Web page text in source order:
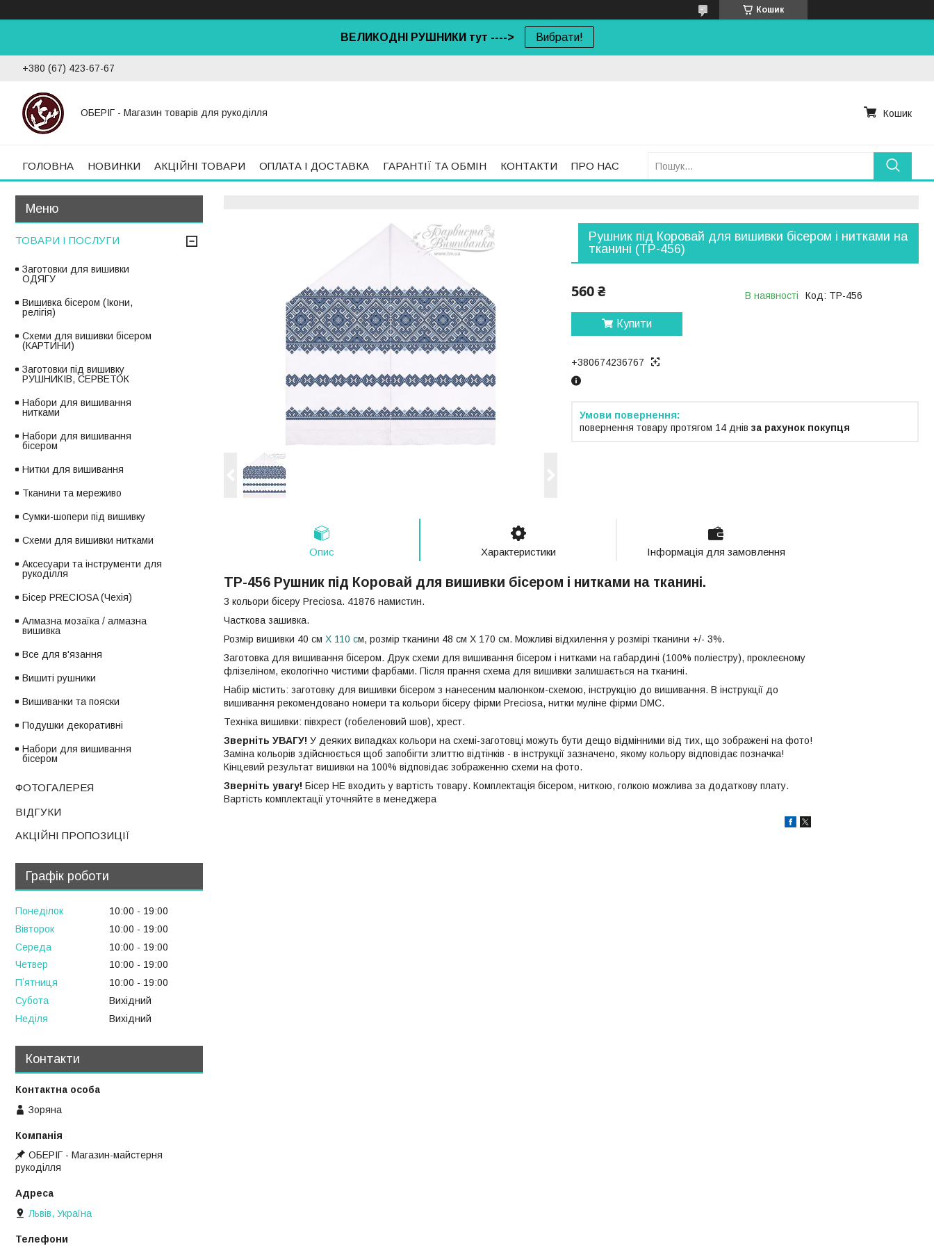
Кошик
ВЕЛИКОДНІ РУШНИКИ тут ----> Вибрати!
+380 (67) 423-67-67
ОБЕРІГ - Магазин товарів для рукоділля Кошик
ГОЛОВНА НОВИНКИ АКЦІЙНІ ТОВАРИ ОПЛАТА І ДОСТАВКА ГАРАНТІЇ ТА ОБМІН КОНТАКТИ ПРО НАС
Рушник під Коровай для вишивки бісером і нитками на
тканині (ТР-456)
560 ₴ В наявності Код: ТР-456
Купити
+380674236767
повернення товару протягом 14 днів за рахунок покупця
Опис Характеристики Інформація для замовлення
ТР-456 Рушник під Коровай для вишивки бісером і нитками на тканині.
3 кольори бісеру Preciosa. 41876 намистин.
Часткова зашивка.
Розмір вишивки 40 см Х 110 см, розмір тканини 48 см Х 170 см. Можливі відхилення у розмірі тканини +/- 3%.
Заготовка для вишивання бісером. Друк схеми для вишивання бісером і нитками на габардині (100% поліестру), проклеєному
флізеліном, екологічно чистими фарбами. Після прання схема для вишивки залишається на тканині.
Набір містить: заготовку для вишивки бісером з нанесеним малюнком-схемою, інструкцію до вишивання. В інструкції до
вишивання рекомендовано номери та кольори бісеру фірми Preciosa, нитки муліне фірми DMC.
Техніка вишивки: півхрест (гобеленовий шов), хрест.
Зверніть УВАГУ! У деяких випадках кольори на схемі-заготовці можуть бути дещо відмінними від тих, що зображені на фото!
Заміна кольорів здійснюється щоб запобігти злиттю відтінків - в інструкції зазначено, якому кольору відповідає позначка!
Кінцевий результат вишивки на 100% відповідає зображенню схеми на фото.
Зверніть увагу! Бісер НЕ входить у вартість товару. Комплектація бісером, ниткою, голкою можлива за додаткову плату.
Вартість комплектації уточняйте в менеджера
ТОВАРИ І ПОСЛУГИ
Заготовки для вишивки
ОДЯГУ
Вишивка бісером (Ікони,
релігія)
Схеми для вишивки бісером
(КАРТИНИ)
Заготовки під вишивку
РУШНИКІВ, СЕРВЕТОК
Набори для вишивання
нитками
Набори для вишивання
бісером
Нитки для вишивання
Тканини та мереживо
Сумки-шопери під вишивку
Схеми для вишивки нитками
Аксесуари та інструменти для
рукоділля
Бісер PRECIOSA (Чехія)
Алмазна мозаїка / алмазна
вишивка
Все для в'язання
Вишиті рушники
Вишиванки та пояски
Подушки декоративні
Набори для вишивання
бісером
ФОТОГАЛЕРЕЯ
ВІДГУКИ
АКЦІЙНІ ПРОПОЗИЦІЇ
Графік роботи
Понеділок 10:00
19:00
Вівторок
10:00
19:00
Середа
10:00
19:00
Четвер
10:00
19:00
Пʼятниця
10:00
19:00
Субота
Вихідний
Неділя
Вихідний
Контакти
Зоряна
ОБЕРІГ - Магазин-майстерня
рукоділля
Львів, Україна